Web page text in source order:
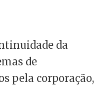
da
de
pela corporação,